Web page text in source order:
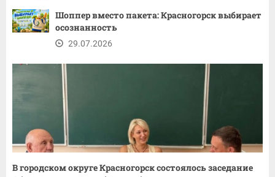
Шоппер вместо пакета: Красногорск выбирает
осознанность
29.07.2026
В городском округе Красногорск состоялось заседание